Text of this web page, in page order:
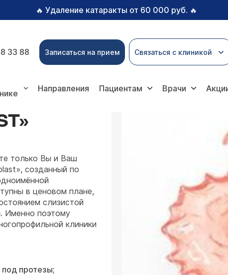
🔥 Удаление катаракты от 60 000 руб. 🔥
33 88 Записаться на прием Связаться с клиникой
Направления Пациентам Врачи
только Вы и Ваш
созданный по
в ценовом плане,
слизистой
Именно поэтому
клиники
протезы;